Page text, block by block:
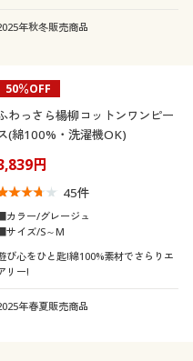
冷感・涼感
春
円
年秋冬販売商品
50％OFF
わっさら楊柳コットンワンピー
(綿100%・洗濯機OK)
円
45件
カラー/グレージュ
サイズ/S～M
び心をひと匙!綿100%素材でさらりエ
リー!
年春夏販売商品